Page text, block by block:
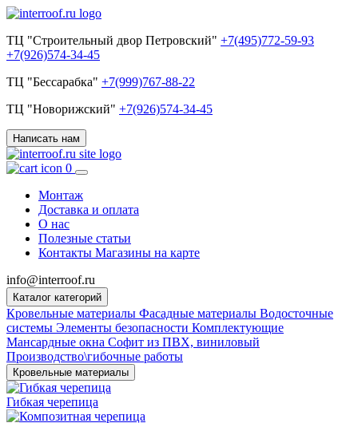
ТЦ "Строительный двор Петровский" +7(495)772-59-93
+7(926)574-34-45
ТЦ "Бессарабка" +7(999)767-88-22
ТЦ "Новорижский" +7(926)574-34-45
Написать нам
0
Монтаж
Доставка и оплата
О нас
Полезные статьи
Контакты Магазины на карте
info@interroof.ru
Каталог категорий
Кровельные материалы Фасадные материалы Водосточные
системы Элементы безопасности Комплектующие
Мансардные окна Софит из ПВХ, виниловый
Производство\гибочные работы
Кровельные материалы
Гибкая черепица